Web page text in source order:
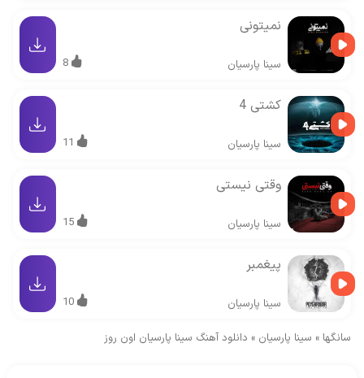
نمیتونی
سینا پارسیان 8
کشتی 4
سینا پارسیان 11
وقتی نیستی
سینا پارسیان 15
پیغمبر
سینا پارسیان 10
سانگها » سینا پارسیان » دانلود آهنگ سینا پارسیان اون روز